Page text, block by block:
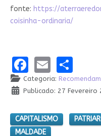
fonte: https://
coisinha-ordinaria/
Facebook
Email
Categoria:
Publicado: 27 Fevereiro
CAPITALISMO
MALDADE